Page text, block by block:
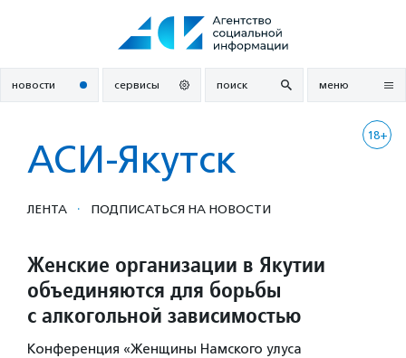
новости сервисы поиск меню
18+
АСИ-Якутск
ЛЕНТА · ПОДПИСАТЬСЯ НА НОВОСТИ
Женские организации в Якутии
объединяются для борьбы
с алкогольной зависимостью
Конференция «Женщины Намского улуса